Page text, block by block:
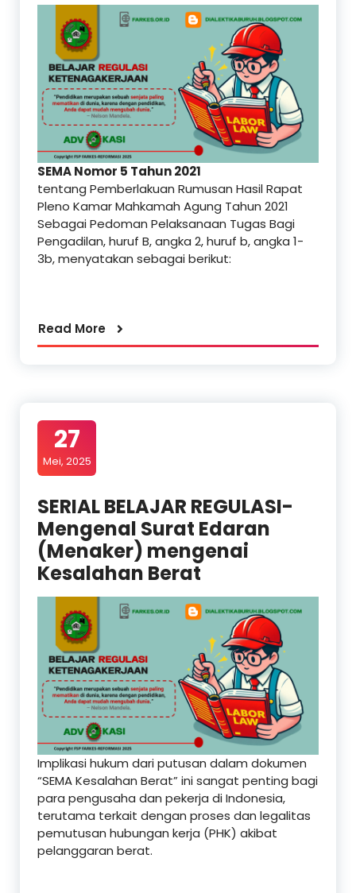
SEMA Nomor 5 Tahun 2021
tentang Pemberlakuan Rumusan Hasil Rapat
Pleno Kamar Mahkamah Agung Tahun 2021
Sebagai Pedoman Pelaksanaan Tugas Bagi
Pengadilan, huruf B, angka 2, huruf b, angka 1-
3b, menyatakan sebagai berikut:
Read More
27
Mei, 2025
SERIAL BELAJAR REGULASI-
Mengenal Surat Edaran
(Menaker) mengenai
Kesalahan Berat
Implikasi hukum dari putusan dalam dokumen
“SEMA Kesalahan Berat” ini sangat penting bagi
para pengusaha dan pekerja di Indonesia,
terutama terkait dengan proses dan legalitas
pemutusan hubungan kerja (PHK) akibat
pelanggaran berat.